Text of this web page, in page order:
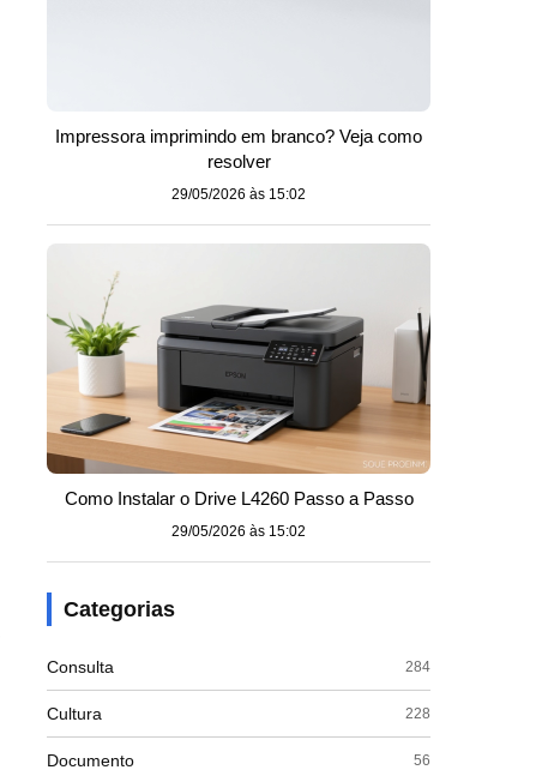
Impressora imprimindo em branco? Veja como
resolver
29/05/2026 às 15:02
Como Instalar o Drive L4260 Passo a Passo
29/05/2026 às 15:02
Categorias
Consulta 284
Cultura 228
Documento 56